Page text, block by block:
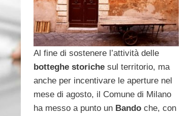
Al fine di sostenere l’attività delle
botteghe storichesul territorio, ma
anche per incentivare le aperture nel
mese di agosto, il Comune di Milano
ha messo a punto un Bandoche, con